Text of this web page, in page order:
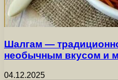
Шалгам —
необычным вкусом и
04.12.2025